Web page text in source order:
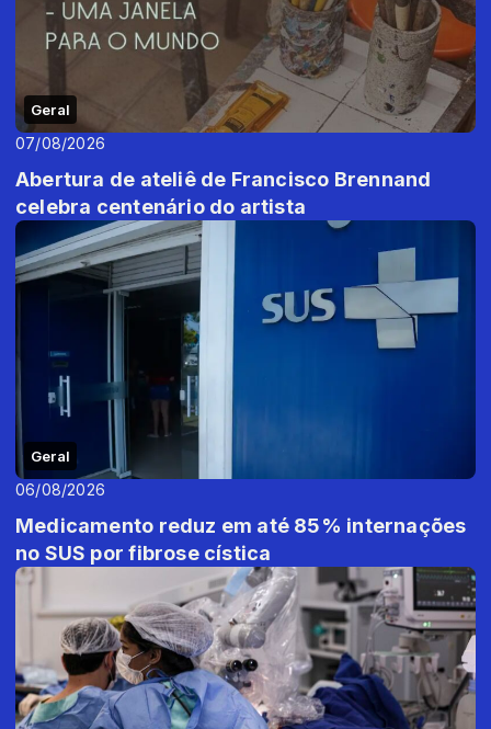
Geral
07/08/2026
Abertura de ateliê de Francisco Brennand
celebra centenário do artista
Geral
06/08/2026
Medicamento reduz em até 85% internações
no SUS por fibrose cística